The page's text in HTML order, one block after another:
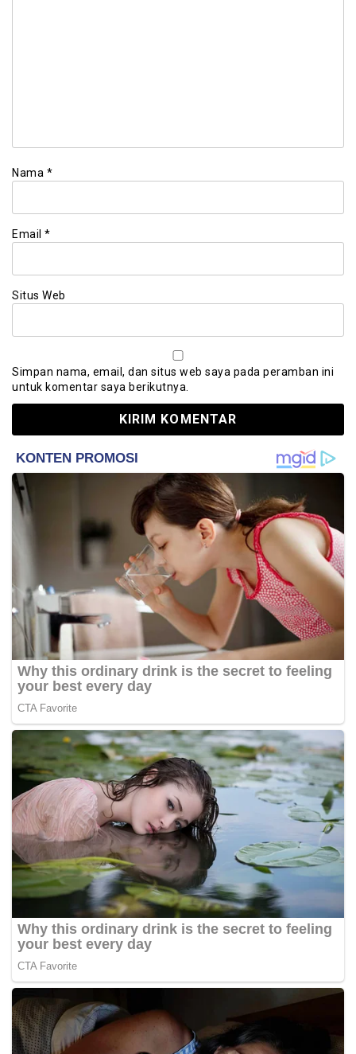
Nama *
Email *
Situs Web
Simpan nama, email, dan situs web saya pada peramban ini
untuk komentar saya berikutnya.